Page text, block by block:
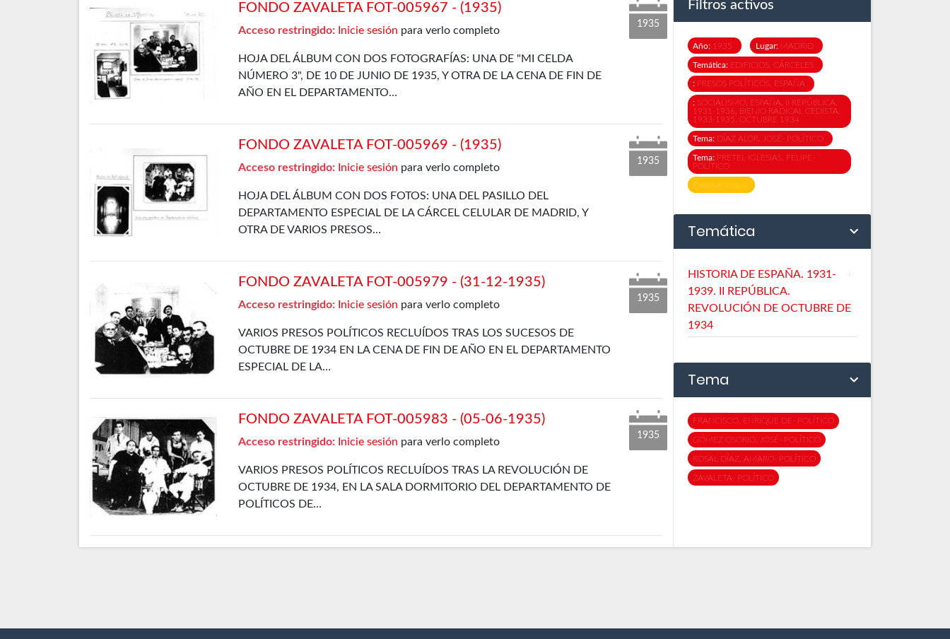
FONDO ZAVALETA FOT-005967 - (1935)
Acceso restringido: Inicie sesión para verlo completo
HOJA DEL ÁLBUM CON DOS FOTOGRAFÍAS: UNA DE "MI CELDA
NÚMERO 3", DE 10 DE JUNIO DE 1935, Y OTRA DE LA CENA DE FIN DE
AÑO EN EL DEPARTAMENTO…
1935
FONDO ZAVALETA FOT-005969 - (1935)
Acceso restringido: Inicie sesión para verlo completo
HOJA DEL ÁLBUM CON DOS FOTOS: UNA DEL PASILLO DEL
DEPARTAMENTO ESPECIAL DE LA CÁRCEL CELULAR DE MADRID, Y
OTRA DE VARIOS PRESOS…
1935
FONDO ZAVALETA FOT-005979 - (31-12-1935)
Acceso restringido: Inicie sesión para verlo completo
VARIOS PRESOS POLÍTICOS RECLUÍDOS TRAS LOS SUCESOS DE
OCTUBRE DE 1934 EN LA CENA DE FIN DE AÑO EN EL DEPARTAMENTO
ESPECIAL DE LA…
1935
FONDO ZAVALETA FOT-005983 - (05-06-1935)
Acceso restringido: Inicie sesión para verlo completo
VARIOS PRESOS POLÍTICOS RECLUÍDOS TRAS LA REVOLUCIÓN DE
OCTUBRE DE 1934, EN LA SALA DORMITORIO DEL DEPARTAMENTO DE
POLÍTICOS DE…
1935
Filtros activos
Año: 1935 Lugar:MADRID
Temática: EDIFICIOS. CÁRCELES
: PRESOS POLÍTICOS. ESPAÑA
: SOCIALISMO. ESPAÑA. II REPÚBLICA.
1931-1936. BIENIO RADICAL CEDISTA.
1933-1935. OCTUBRE 1934
Tema: DÍAZ ALOR, JOSÉ- POLÍTICO
Tema: PRETEL IGLESIAS, FELIPE-
POLÍTICO
Eliminar todos
Temática
HISTORIA DE ESPAÑA. 1931-
1939. II REPÚBLICA.
REVOLUCIÓN DE OCTUBRE DE
1934
Tema
FRANCISCO, ENRIQUE DE- POLÍTICO
GÓMEZ OSORIO, JOSÉ- POLÍTICO
ROSAL DÍAZ, AMARO- POLÍTICO
ZAVALETA- POLÍTICO